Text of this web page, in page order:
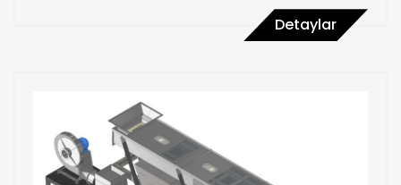
Detaylar